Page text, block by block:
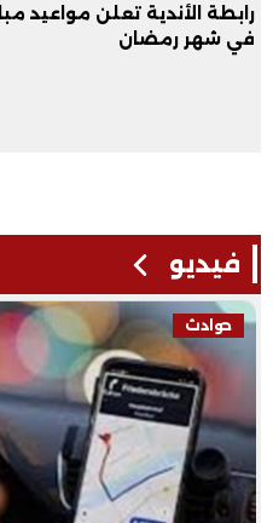
رابطة الأندية تعلن مواعيد
في شهر رمضان
فيديو
حوادث